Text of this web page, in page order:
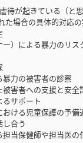
が起きている（と
場合の具体的対応
よる暴力のリスク
の被害者の診察
者への支援と安全
ポート
る児童保護の予備
合う
保健師や担当医の